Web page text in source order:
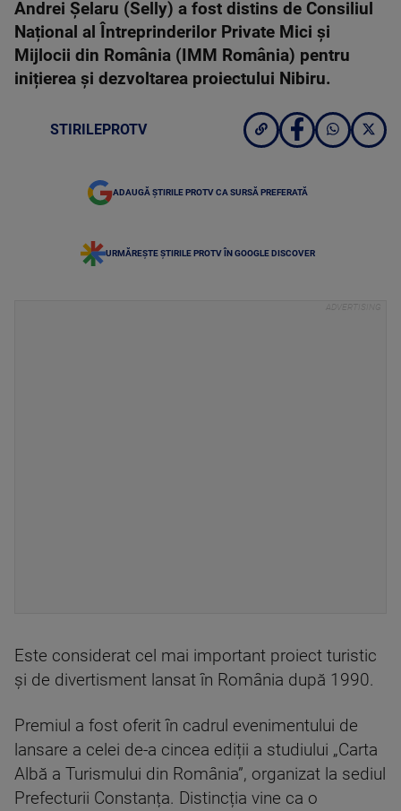
Andrei Șelaru (Selly) a fost distins de Consiliul
Național al Întreprinderilor Private Mici și
Mijlocii din România (IMM România) pentru
inițierea și dezvoltarea proiectului Nibiru.
STIRILEPROTV
ADAUGĂ ȘTIRILE PROTV CA SURSĂ PREFERATĂ
URMĂREȘTE ȘTIRILE PROTV ÎN GOOGLE DISCOVER
Este considerat cel mai important proiect turistic
și de divertisment lansat în România după 1990.
Premiul a fost oferit în cadrul evenimentului de
lansare a celei de-a cincea ediții a studiului „Carta
Albă a Turismului din România”, organizat la sediul
Prefecturii Constanța. Distincția vine ca o